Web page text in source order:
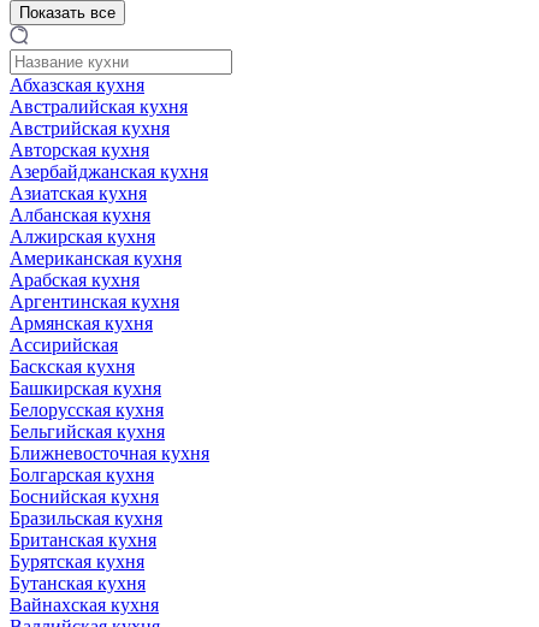
Показать все
Абхазская кухня
Австралийская кухня
Австрийская кухня
Авторская кухня
Азербайджанская кухня
Азиатская кухня
Албанская кухня
Алжирская кухня
Американская кухня
Арабская кухня
Аргентинская кухня
Армянская кухня
Ассирийская
Баскская кухня
Башкирская кухня
Белорусская кухня
Бельгийская кухня
Ближневосточная кухня
Болгарская кухня
Боснийская кухня
Бразильская кухня
Британская кухня
Бурятская кухня
Бутанская кухня
Вайнахская кухня